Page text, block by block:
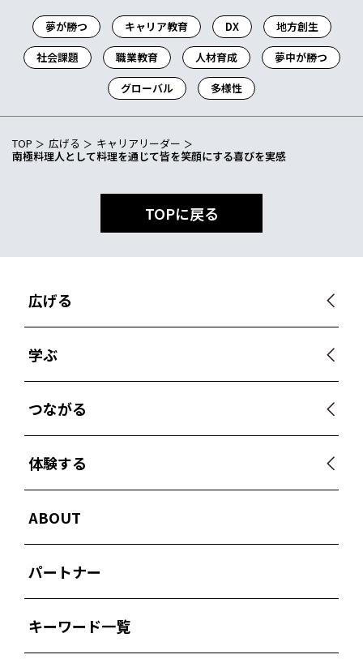
夢が勝つ キャリア教育 DX
地方創生
社会課題
職業教育 人材育成
夢中が勝つ
グローバル
多様性
TOP 広げる
キャリアリーダー
南極料理人として料理を通じて皆を笑顔にする喜びを実感
TOPに戻る
広げる
学ぶ
つながる
体験する
ABOUT
パートナー
キーワード一覧